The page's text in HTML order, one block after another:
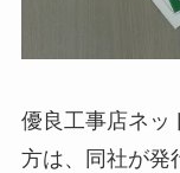
優良工事店ネッ
方は、同社が発